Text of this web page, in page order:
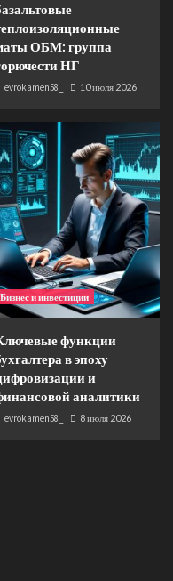
ОБМ: группа
НГ
evrokamen58_ 10 июля 2026
Бизнес и инвестиции
функции
в эпоху
и
аналитики
evrokamen58_ 8 июля 2026